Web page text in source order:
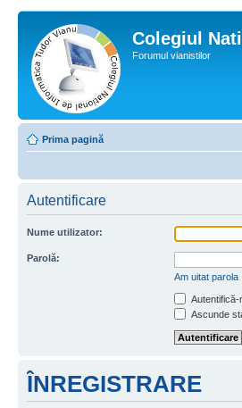
Colegiul
Forumul vianistilor
Prima pagină
Autentificare
Nume utilizator:
Parolă:
Am uitat parola
Autentifică-
Ascunde
ÎNREGISTRARE